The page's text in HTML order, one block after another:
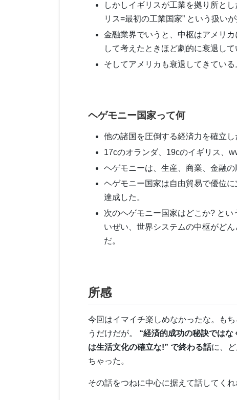
しかしイギリスが工業を拠り所と
リス=最初の工業国家” という扱い
金融業界でいうと、中枢はアメリ
して考えたときほど劇的に衰退して
そしてアメリカも衰退してきてい
ヘゲモニー国家って何
他の諸国を圧倒する経済力を確立し
17cのオランダ、19cのイギリス、
ヘゲモニーは、生産、商業、金融
ヘゲモニー国家は自由貿易で優位
達成した。
次のヘゲモニー国家はどこか? と
いぜい、世界システムの中枢がど
だ。
所感
今回はイマイチ楽しめなかったな。も
うだけだが。 “経済的成功の秘訣では
は生活文化の確立な!” で終わる話に、
ちゃった。
その話をつねに中心に据えて話してく